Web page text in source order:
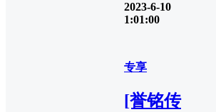
2023-6-10
1:01:00
专享
[誉铭传